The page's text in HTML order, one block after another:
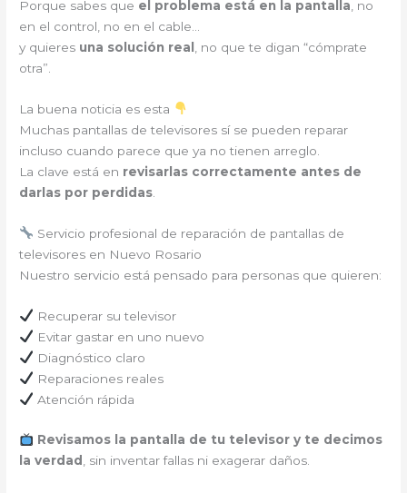
Porque sabes que el problema está en la pantalla , no
en el control, no en el cable…
y quieres una solución real
, no que te digan “cómprate
otra”.
La buena noticia es esta
Muchas pantallas de televisores sí se pueden reparar
incluso cuando parece que ya no tienen arreglo.
La clave está en revisarlas correctamente antes de
darlas por perdidas
Servicio profesional de reparación de pantallas de
televisores en Nuevo Rosario
Nuestro servicio está pensado para personas que quieren:
Recuperar su televisor
Evitar gastar en uno nuevo
Diagnóstico claro
Reparaciones reales
Atención rápida
Revisamos la pantalla de tu televisor y te decimos
la verdad , sin inventar fallas ni exagerar daños.